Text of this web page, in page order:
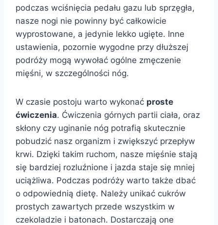
podczas wciśnięcia pedału gazu lub sprzęgła,
nasze nogi nie powinny być całkowicie
wyprostowane, a jedynie lekko ugięte. Inne
ustawienia, pozornie wygodne przy dłuższej
podróży mogą wywołać ogólne zmęczenie
mięśni, w szczególności nóg.
W czasie postoju warto wykonać proste
ćwiczenia. Ćwiczenia górnych partii ciała, oraz
skłony czy uginanie nóg potrafią skutecznie
pobudzić nasz organizm i zwiększyć przepływ
krwi. Dzięki takim ruchom, nasze mięśnie stają
się bardziej rozluźnione i jazda staje się mniej
uciążliwa. Podczas podróży warto także dbać
o odpowiednią dietę. Należy unikać cukrów
prostych zawartych przede wszystkim w
czekoladzie i batonach. Dostarczają one